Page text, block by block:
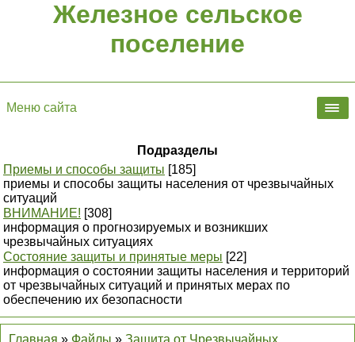
Железное сельское
поселение
Меню сайта
Подразделы
Приемы и способы защиты [185]
приемы и способы защиты населения от чрезвычайных
ситуаций
ВНИМАНИЕ! [308]
информация о прогнозируемых и возникших
чрезвычайных ситуациях
Состояние защиты и принятые меры [22]
информация о состоянии защиты населения и территорий
от чрезвычайных ситуаций и принятых мерах по
обеспечению их безопасности
Главная » Файлы » Защита от Чрезвычайных